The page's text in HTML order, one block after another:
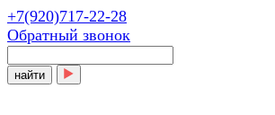
+7(920)717-22-28
Обратный звонок
найти